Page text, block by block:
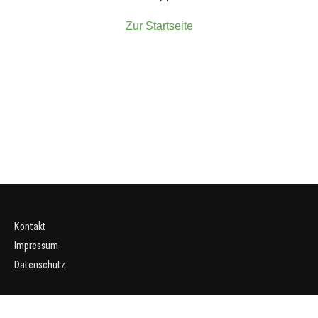
Zur Startseite
Kontakt
Impressum
Datenschutz